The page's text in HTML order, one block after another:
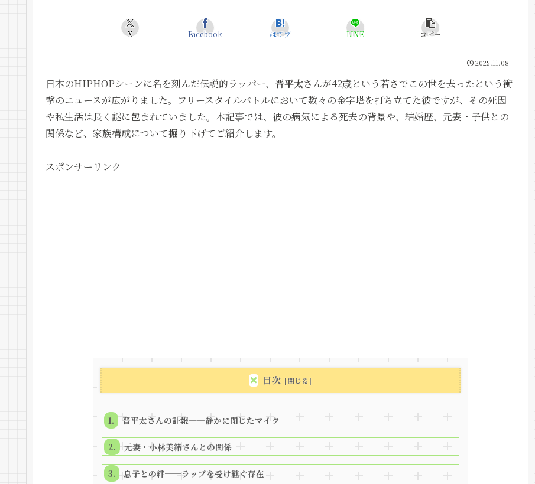
X Facebook はてブ LINE コピー
2025.11.08
日本のHIPHOPシーンに名を刻んだ伝説的ラッパー、 晋平太さんが42歳という若さでこの世を去ったという衝
撃のニュースが広がりました。フリースタイルバトルにおいて数々の金字塔を打ち立てた彼ですが、その死因
や私生活は長く謎に包まれていました。本記事では、彼の病気による死去の背景や、結婚歴、元妻・子供との
関係など、家族構成について掘り下げてご紹介します。
スポンサーリンク
目次
晋平太さんの訃報──静かに閉じたマイク
元妻・小林美緒さんとの関係
息子との絆──ラップを受け継ぐ存在